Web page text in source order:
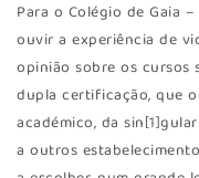
Para o Colégio de Gaia
ouvir a experiência de
opinião sobre os cursos
dupla certificação, que
académico, da
a outros